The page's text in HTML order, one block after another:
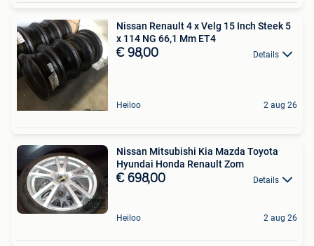
Nissan Renault 4 x Velg 15 Inch Steek 5
x 114 NG 66,1 Mm ET4
€ 98,00 Details
Heiloo 2 aug 26
Nissan Mitsubishi Kia Mazda Toyota
Hyundai Honda Renault Zom
€ 698,00 Details
Heiloo 2 aug 26